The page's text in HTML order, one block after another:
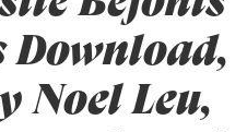
Download,
Noel Leu,